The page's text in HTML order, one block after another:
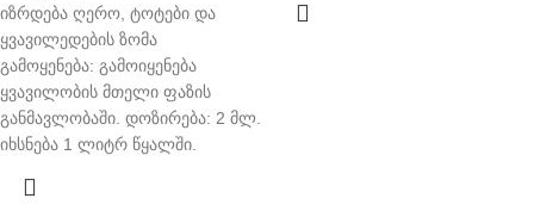
იზრდება ღერო, ტოტები და
ყვავილედების ზომა
გამოყენება: გამოიყენება
ყვავილობის მთელი ფაზის
განმავლობაში. დოზირება: 2 მლ.
იხსნება 1 ლიტრ წყალში.